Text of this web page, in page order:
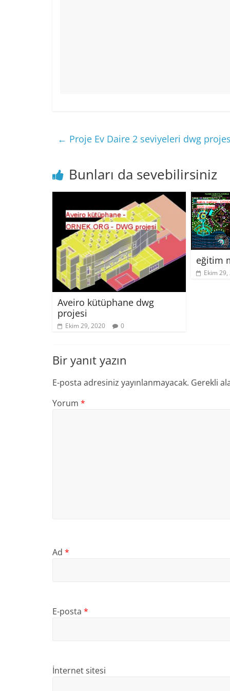
← Proje Ev Daire 2 seviyeleri dwg
Bunları da sevebilirsiniz
Aveiro kütüphane dwg
projesi
Ekim 29, 2020 0
eğitim
Ekim
Bir yanıt yazın
E-posta adresiniz yayınlanmayacak. Gerekli
Yorum *
Ad *
E-posta *
İnternet sitesi